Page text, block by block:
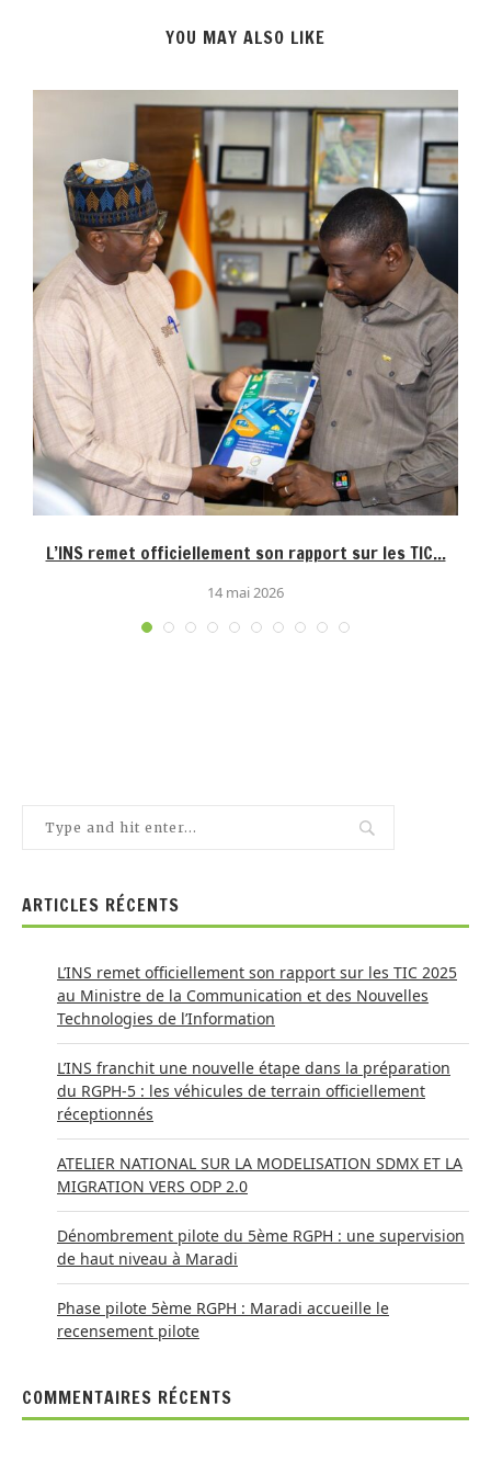
YOU MAY ALSO LIKE
L’INS remet officiellement son rapport sur les TIC...
14 mai 2026
ARTICLES RÉCENTS
L’INS remet officiellement son rapport sur les TIC 2025
au Ministre de la Communication et des Nouvelles
Technologies de l’Information
L’INS franchit une nouvelle étape dans la préparation
du RGPH-5 : les véhicules de terrain officiellement
réceptionnés
ATELIER NATIONAL SUR LA MODELISATION SDMX ET LA
MIGRATION VERS ODP 2.0
Dénombrement pilote du 5ème RGPH : une supervision
de haut niveau à Maradi
Phase pilote 5ème RGPH : Maradi accueille le
recensement pilote
COMMENTAIRES RÉCENTS